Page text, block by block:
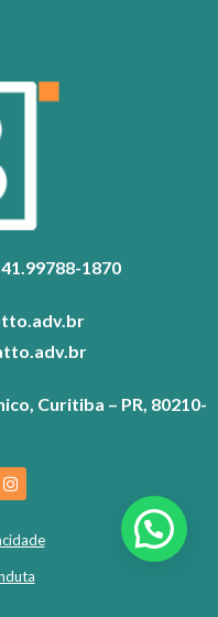
41.99788-1870
Curitiba – PR, 80210-